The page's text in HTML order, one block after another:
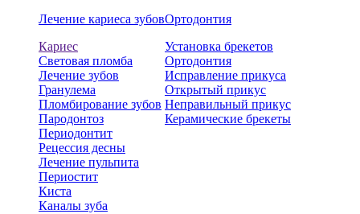
Лечение кариеса зубов
Кариес
Световая пломба
Лечение зубов
Гранулема
Пломбирование зубов
Пародонтоз
Периодонтит
Рецессия десны
Лечение пульпита
Периостит
Киста
Каналы зуба
Ортодонтия
Установка брекетов
Ортодонтия
Исправление прикуса
Открытый прикус
Неправильный прикус
Керамические брекеты